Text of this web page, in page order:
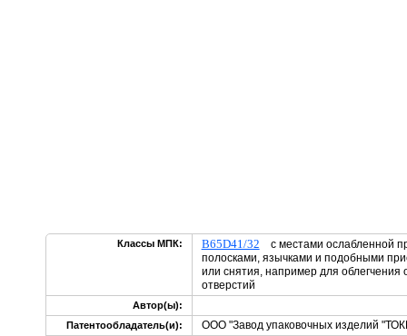
Классы МПК: B65D41/32 с местами ослабленной
полосками, язычками и подобными
или снятия, например для облегчения
отверстий
Автор(ы):
Патентообладатель(и):
ООО "Завод упаковочных изделий